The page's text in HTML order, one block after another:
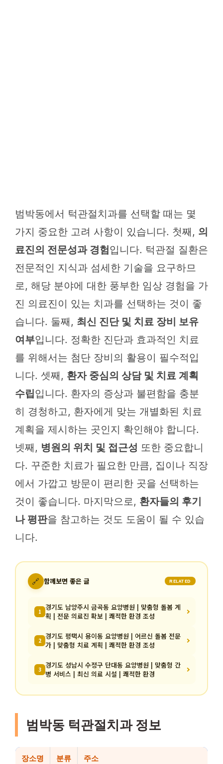
범박동에서 턱관절치과를 선택할 때는 몇
가지 중요한 고려 사항이 있습니다. 첫째, 의
료진의 전문성과 경험입니다. 턱관절 질환은
전문적인 지식과 섬세한 기술을 요구하므
로, 해당 분야에 대한 풍부한 임상 경험을 가
진 의료진이 있는 치과를 선택하는 것이 좋
습니다. 둘째, 최신 진단 및 치료 장비 보유
여부입니다. 정확한 진단과 효과적인 치료
를 위해서는 첨단 장비의 활용이 필수적입
니다. 셋째, 환자 중심의 상담 및 치료 계획
수립입니다. 환자의 증상과 불편함을 충분
히 경청하고, 환자에게 맞는 개별화된 치료
계획을 제시하는 곳인지 확인해야 합니다.
넷째, 병원의 위치 및 접근성 또한 중요합니
다. 꾸준한 치료가 필요한 만큼, 집이나 직장
에서 가깝고 방문이 편리한 곳을 선택하는
것이 좋습니다. 마지막으로, 환자들의 후기
나 평판을 참고하는 것도 도움이 될 수 있습
니다.
🔗 함께보면 좋은 글 RELATED
1 경기도 남양주시 금곡동 요양병원 | 맞춤형 돌봄 계
획 | 전문 의료진 확보 | 쾌적한 환경 조성
2 경기도 평택시 용이동 요양병원 | 어르신 돌봄 전문
가 | 맞춤형 치료 계획 | 쾌적한 환경 조성
3 경기도 성남시 수정구 단대동 요양병원 | 맞춤형 간
병 서비스 | 최신 의료 시설 | 쾌적한 환경
범박동 턱관절치과 정보
장소명 분류 주소